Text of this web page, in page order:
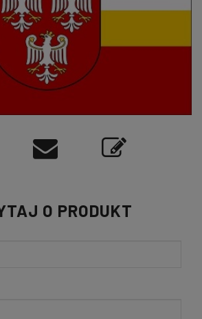
O PRODUKT